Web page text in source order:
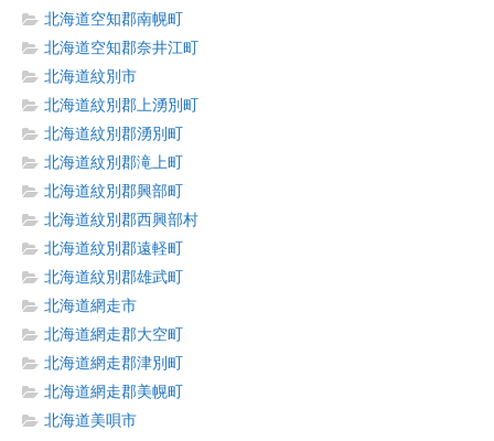
北海道空知郡南幌町
北海道空知郡奈井江町
北海道紋別市
北海道紋別郡上湧別町
北海道紋別郡湧別町
北海道紋別郡滝上町
北海道紋別郡興部町
北海道紋別郡西興部村
北海道紋別郡遠軽町
北海道紋別郡雄武町
北海道網走市
北海道網走郡大空町
北海道網走郡津別町
北海道網走郡美幌町
北海道美唄市